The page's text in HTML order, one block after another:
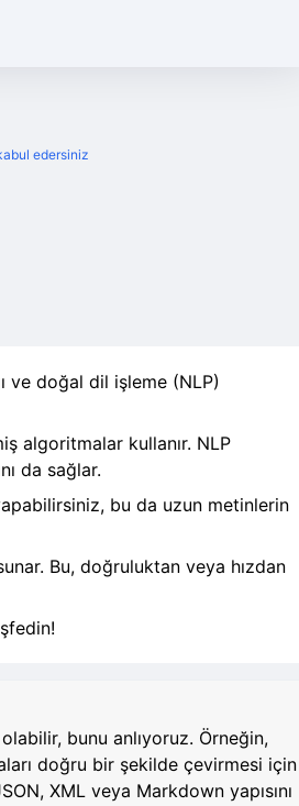
edersiniz
ve doğal dil işleme (NLP)
algoritmalar kullanır. NLP
da sağlar.
bu da uzun metinlerin
Bu, doğruluktan veya hızdan
bunu anlıyoruz. Örneğin,
doğru bir şekilde çevirmesi için
XML veya Markdown yapısını